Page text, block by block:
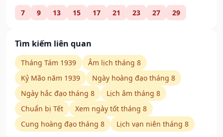
7 9 13 15 17 21 23 27 29
Tìm kiếm liên quan
Tháng Tám 1939
Âm lịch tháng 8
Kỷ Mão năm 1939
Ngày hoàng đạo tháng 8
Ngày hắc đạo tháng 8
Lịch âm tháng 8
Chuẩn bị Tết
Xem ngày tốt tháng 8
Cung hoàng đạo tháng 8
Lịch vạn niên tháng 8